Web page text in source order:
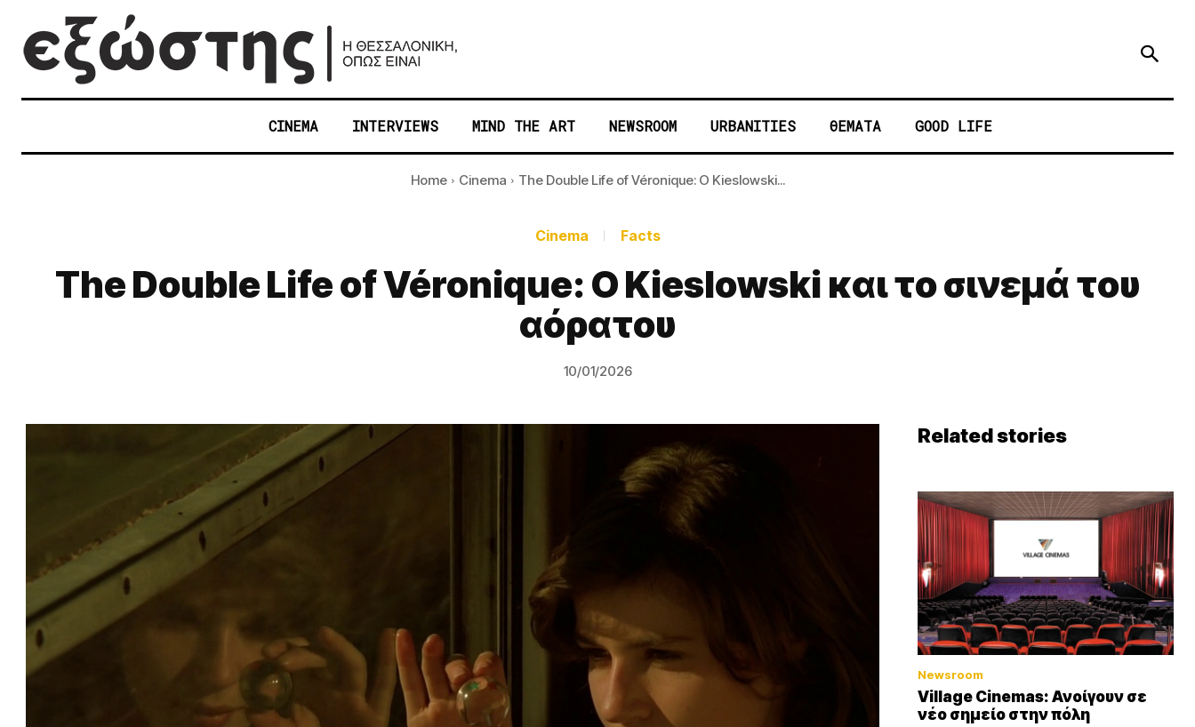
CINEMA INTERVIEWS MIND THE ART NEWSROOM URBANITIES ΘΕΜΑΤΑ GOOD LIFE
Home Cinema The Double Life of Véronique: Ο Kieslowski...
Cinema Facts
The Double Life of Véronique: Ο Kieslowski και το σινεμά του
αόρατου
10/01/2026
Related stories
Newsroom
Village Cinemas: Ανοίγουν σε
νέο σημείο στην πόλη